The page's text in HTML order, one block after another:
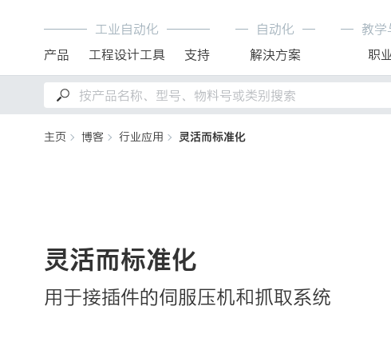
工业自动化
产品
工程设计工具 支持
自动化
解決方案
教学
职
主页 博客 行业应用 灵活而标准化
灵活而标准化
用于接插件的伺服压机和抓取系统